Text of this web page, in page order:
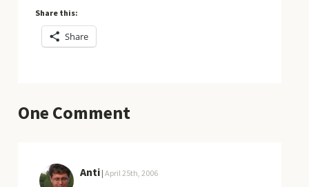
Share this:
Share
One Comment
Anti |April 25th, 2006